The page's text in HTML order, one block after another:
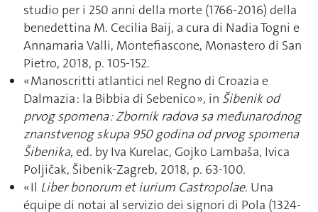
studio per i 250 anni della morte (1766-2016) della
benedettina M. Cecilia Baij, a cura di Nadia Togni e
Annamaria Valli, Montefiascone, Monastero di San
Pietro, 2018, p. 105-152.
« Manoscritti atlantici nel Regno di Croazia e
Dalmazia : la Bibbia di Sebenico », in Šibenik od
prvog spomena : Zbornik radova sa međunarodnog
znanstvenog skupa 950 godina od prvog spomena
Šibenika, ed. by Iva Kurelac, Gojko Lambaša, Ivica
Poljičak, Šibenik-Zagreb, 2018, p. 63-100.
« Il Liber bonorum et iurium Castropolae. Una
équipe di notai al servizio dei signori di Pola (1324-